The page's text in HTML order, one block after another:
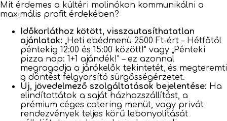
Mit érdemes a kültéri molinókon kommunikálni a
maximális profit érdekében?
Időkorláthoz kötött, visszautasíthatatlan
ajánlatok: „Heti ebédmenü 2500 Ft-ért – Hétfőtől
péntekig 12:00 és 15:00 között!" vagy „Pénteki
pizza nap: 1+1 ajándék!" – ez azonnal
megragadja a járókelők tekintetét, és megteremti
a döntést felgyorsító sürgősségérzetet.
Új, jövedelmező szolgáltatások bejelentése: Ha
elindítottátok a saját házhozszállítást, a
prémium céges catering menüt, vagy privát
rendezvények teljes körű lebonyolítását